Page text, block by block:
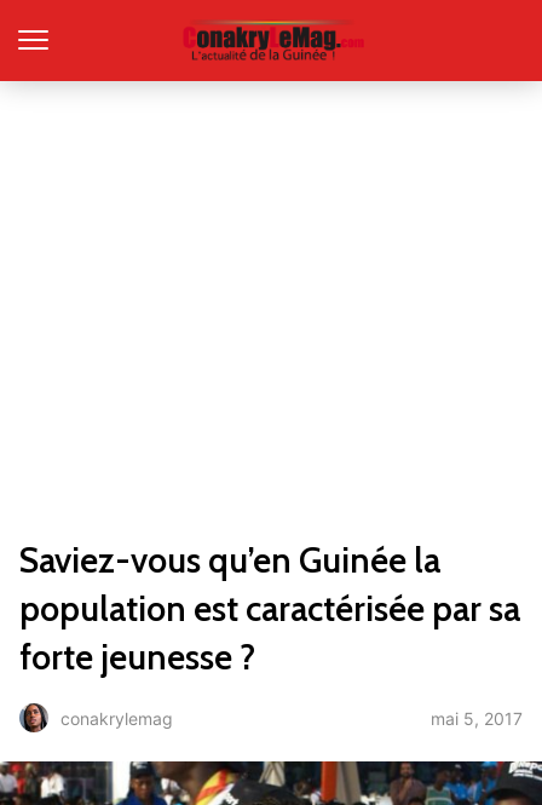
Saviez-vous qu’en Guinée la
population est caractérisée par sa
forte jeunesse ?
conakrylemag mai 5, 2017